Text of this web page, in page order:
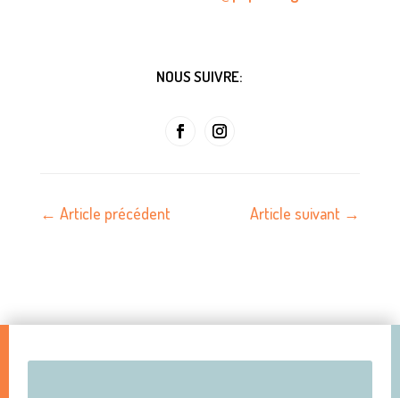
NOUS SUIVRE:
← Article précédent Article suivant →